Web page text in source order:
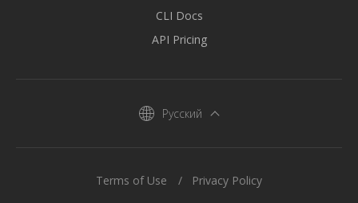
CLI Docs
API Pricing
Русский
Terms of Use Privacy Policy